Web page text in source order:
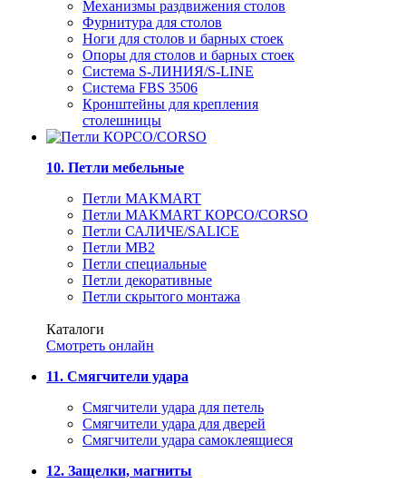
Механизмы раздвижения столов
Фурнитура для столов
Ноги для столов и барных стоек
Опоры для столов и барных стоек
Система S-ЛИНИЯ/S-LINE
Система FBS 3506
Кронштейны для крепления
столешницы
10. Петли мебельные
Петли MAKMART
Петли MAKMART КОРСО/CORSO
Петли САЛИЧЕ/SALICE
Петли MB2
Петли специальные
Петли декоративные
Петли скрытого монтажа
Каталоги
Смотреть онлайн
11. Смягчители удара
Смягчители удара для петель
Смягчители удара для дверей
Cмягчители удара самоклеящиеся
12. Защелки, магниты